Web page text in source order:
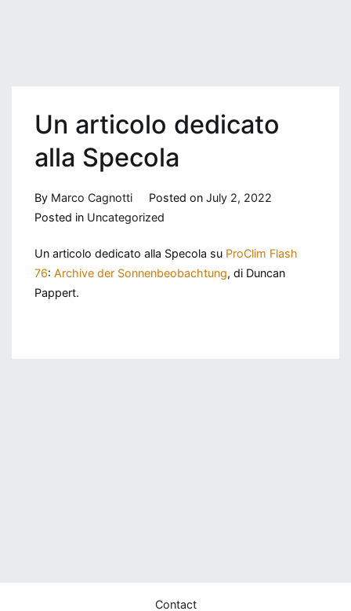
Un articolo dedicato
alla Specola
By Marco Cagnotti Posted onJuly 2, 2022
Posted in Uncategorized
Un articolo dedicato alla Specola su ProClim Flash
76: Archive der Sonnenbeobachtung, di Duncan
Pappert.
Contact